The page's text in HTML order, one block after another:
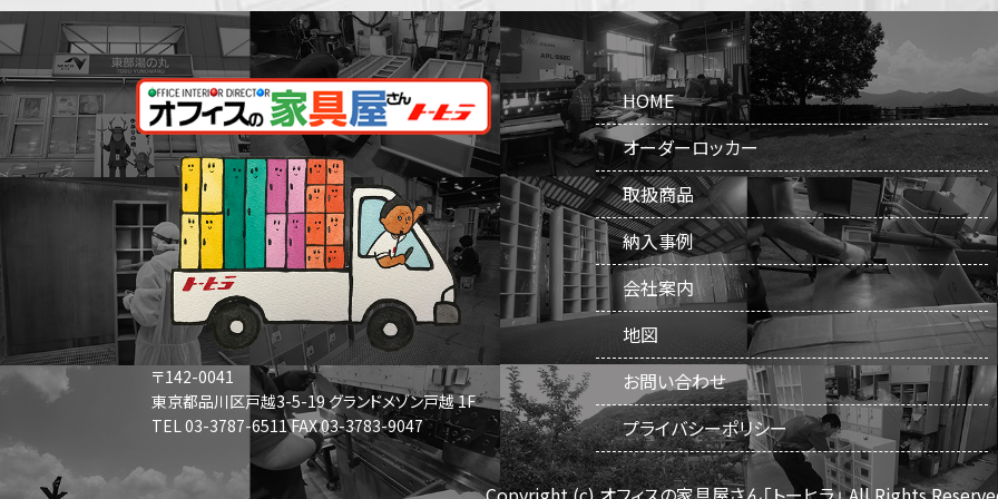
HOME
オーダーロッカー
取扱商品
納入事例
会社案内
地図
お問い合わせ
プライバシーポリシー
〒142-0041
東京都品川区戸越3-5-19 グランドメゾン戸越 1F
TEL 03-3787-6511 FAX 03-3783-9047